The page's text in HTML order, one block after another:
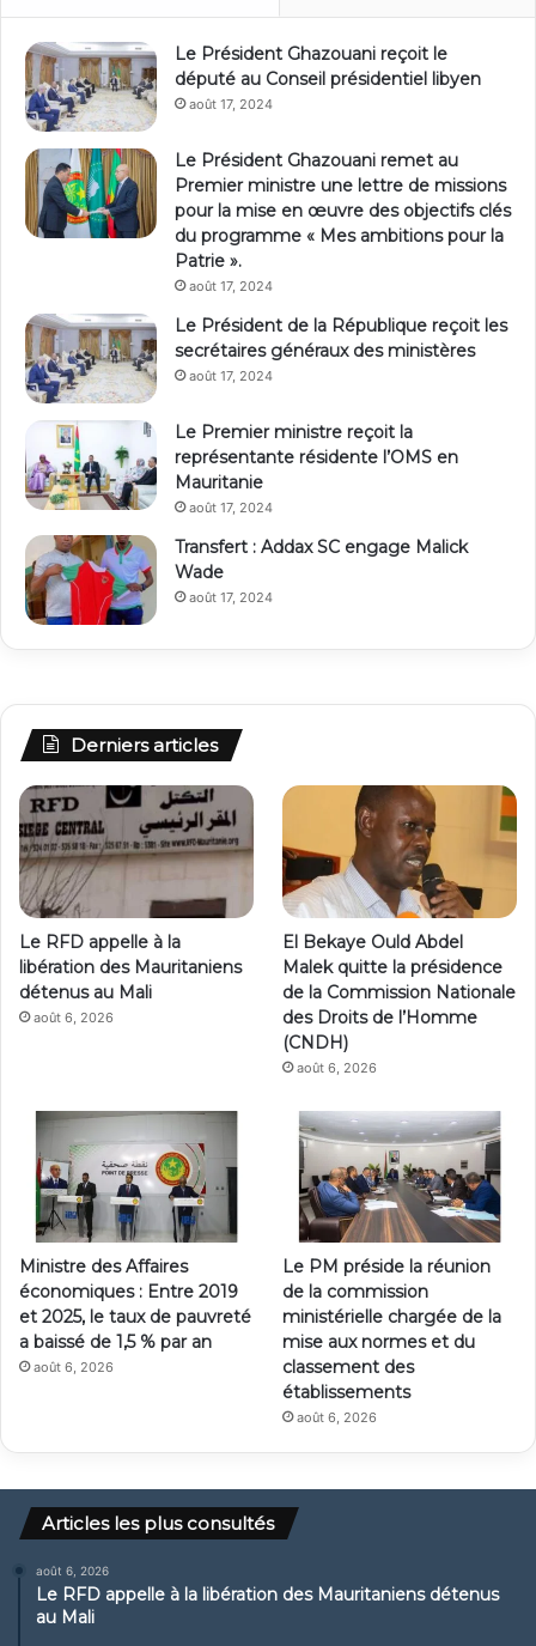
Le Président Ghazouani reçoit le
député au Conseil présidentiel libyen
août 17, 2024
Le Président Ghazouani remet au
Premier ministre une lettre de missions
pour la mise en œuvre des objectifs clés
du programme « Mes ambitions pour la
Patrie ».
août 17, 2024
Le Président de la République reçoit les
secrétaires généraux des ministères
août 17, 2024
Le Premier ministre reçoit la
représentante résidente l’OMS en
Mauritanie
août 17, 2024
Transfert : Addax SC engage Malick
Wade
août 17, 2024
Derniers articles
Le RFD appelle à la
libération des Mauritaniens
détenus au Mali
août 6, 2026
El Bekaye Ould Abdel
Malek quitte la présidence
de la Commission Nationale
des Droits de l’Homme
(CNDH)
août 6, 2026
Ministre des Affaires
économiques : Entre 2019
et 2025, le taux de pauvreté
a baissé de 1,5 % par an
août 6, 2026
Le PM préside la réunion
de la commission
ministérielle chargée de la
mise aux normes et du
classement des
établissements
août 6, 2026
Articles les plus consultés
août 6, 2026
Le RFD appelle à la libération des Mauritaniens détenus
au Mali